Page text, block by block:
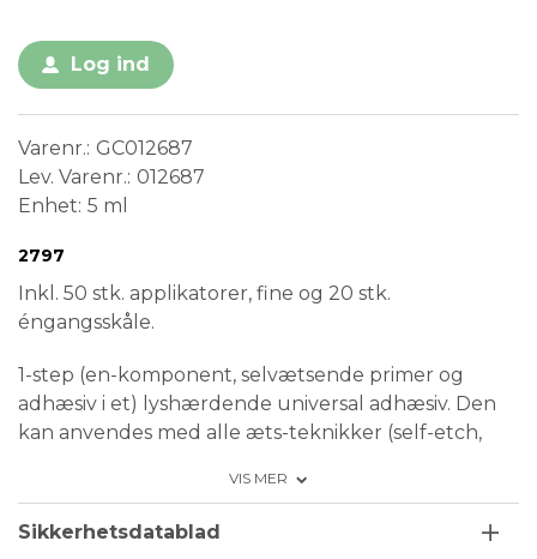
Log ind
Varenr. GC012687
Lev. Varenr. 012687
Enhet 5 ml
Medical Device
2797
Inkl. 50 stk. applikatorer, fine og 20 stk.
éngangsskåle.
1-step (en-komponent, selvætsende primer og
adhæsiv i et) lyshærdende universal adhæsiv. Den
kan anvendes med alle æts-teknikker (self-etch,
og upræpareret emalje og til alle teknikker.
Anvendes til:
VIS MER
Sikkerhetsdatablad